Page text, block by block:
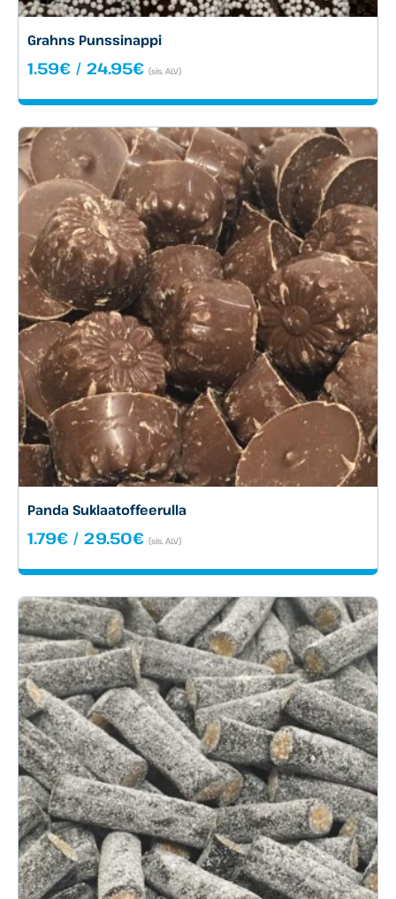
Grahns Punssinappi
1.59€ / 24.95€Hintaluokka:
-
(sis. ALV)
Panda Suklaatoffeerulla
1.79€ / 29.50€Hintaluokka:
-
(sis. ALV)